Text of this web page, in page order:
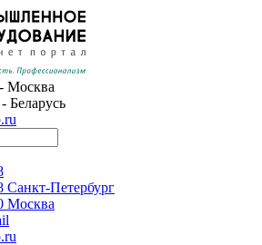
- Москва
- Беларусь
Санкт-Петербург
Москва